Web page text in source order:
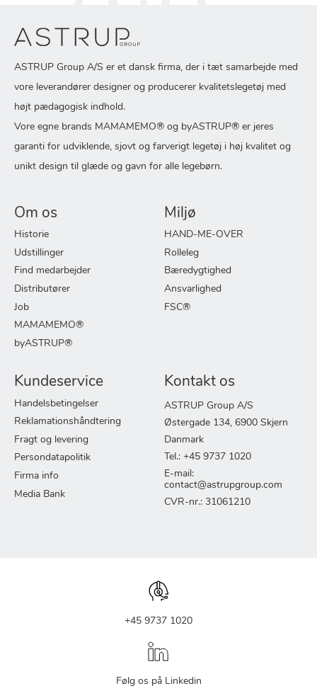
ASTRUP Group A/S er et dansk firma, der i tæt samarbejde med
vore leverandører designer og producerer kvalitetslegetøj med
højt pædagogisk indhold.
Vore egne brands MAMAMEMO® og byASTRUP® er jeres
garanti for udviklende, sjovt og farverigt legetøj i høj kvalitet og
unikt design til glæde og gavn for alle legebørn.
Om os
Historie
Udstillinger
Find medarbejder
Distributører
Job
MAMAMEMO®
byASTRUP®
Miljø
HAND-ME-OVER
Rolleleg
Bæredygtighed
Ansvarlighed
FSC®
Kundeservice
Handelsbetingelser
Reklamationshåndtering
Fragt og levering
Persondatapolitik
Firma info
Media Bank
Kontakt os
ASTRUP Group A/S
Østergade 134, 6900 Skjern
Danmark
Tel.: +45 9737 1020
E-mail:
contact@astrupgroup.com
CVR-nr.: 31061210
+45 9737 1020
Følg os på Linkedin